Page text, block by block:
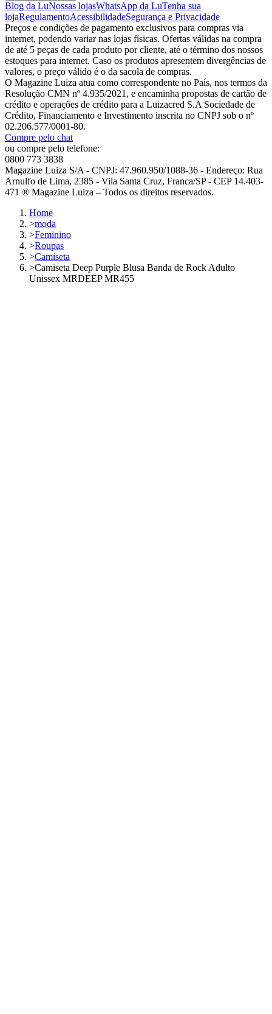
Blog da LuNossas lojasWhatsApp da LuTenha sua
lojaRegulamentoAcessibilidadeSegurança e Privacidade
Preços e condições de pagamento exclusivos para compras via
internet, podendo variar nas lojas físicas. Ofertas válidas na compra
de até 5 peças de cada produto por cliente, até o término dos nossos
estoques para internet. Caso os produtos apresentem divergências de
valores, o preço válido é o da sacola de compras.
O Magazine Luiza atua como correspondente no País, nos termos da
Resolução CMN nº 4.935/2021, e encaminha propostas de cartão de
crédito e operações de crédito para a Luizacred S.A Sociedade de
Crédito, Financiamento e Investimento inscrita no CNPJ sob o nº
02.206.577/0001-80.
Compre pelo chat
ou compre pelo telefone:
0800 773 3838
Magazine Luiza S/A - CNPJ: 47.960.950/1088-36 - Endereço: Rua
Arnulfo de Lima, 2385 - Vila Santa Cruz, Franca/SP - CEP 14.403-
471 ® Magazine Luiza – Todos os direitos reservados.
Home
>moda
>Feminino
>Roupas
>Camiseta
>Camiseta Deep Purple Blusa Banda de Rock Adulto
Unissex MRDEEP MR455